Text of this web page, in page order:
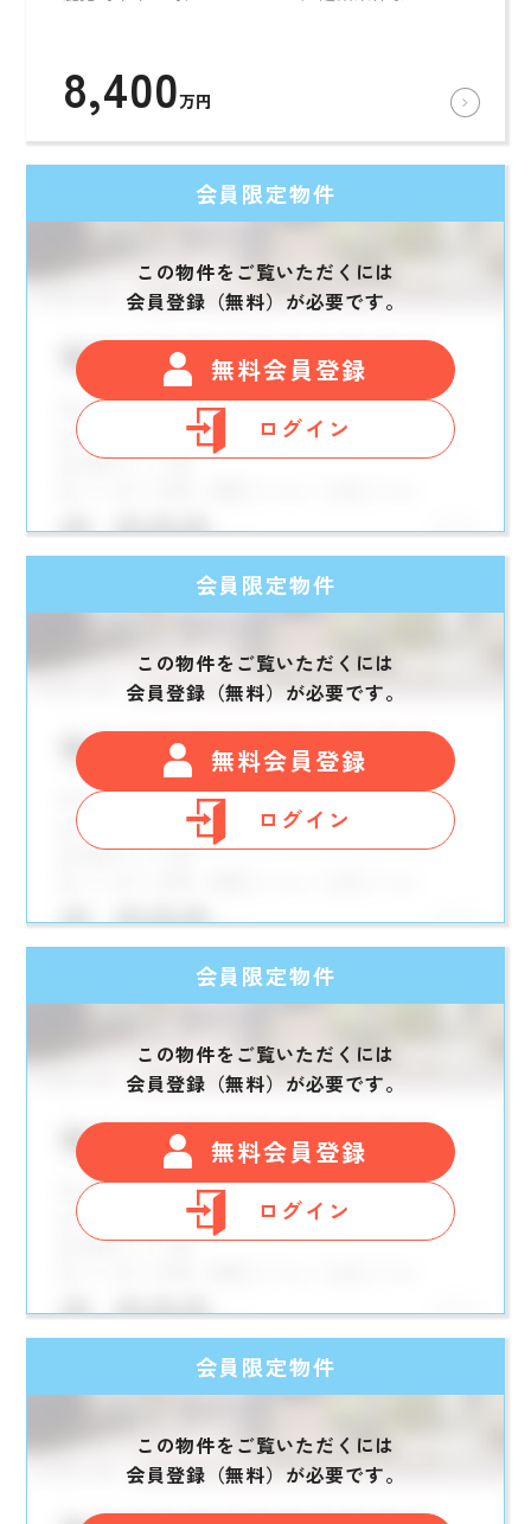
8,400万円
会員限定物件
この物件をご覧いただくには
会員登録（無料）が必要です。
無料会員登録
ログイン
会員限定物件
この物件をご覧いただくには
会員登録（無料）が必要です。
無料会員登録
ログイン
会員限定物件
この物件をご覧いただくには
会員登録（無料）が必要です。
無料会員登録
ログイン
会員限定物件
この物件をご覧いただくには
会員登録（無料）が必要です。